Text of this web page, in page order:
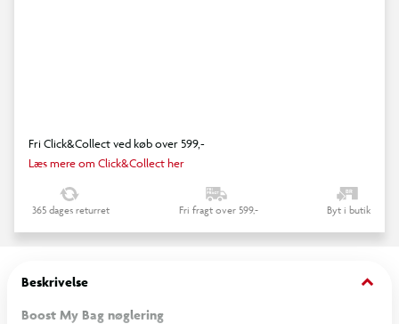
Fri Click&Collect ved køb over 599,-
Læs mere om Click&Collect her
365 dages returret Fri fragt over 599,- Byt i butik
Beskrivelse keyboard_arrow_down
Boost My Bag nøglering